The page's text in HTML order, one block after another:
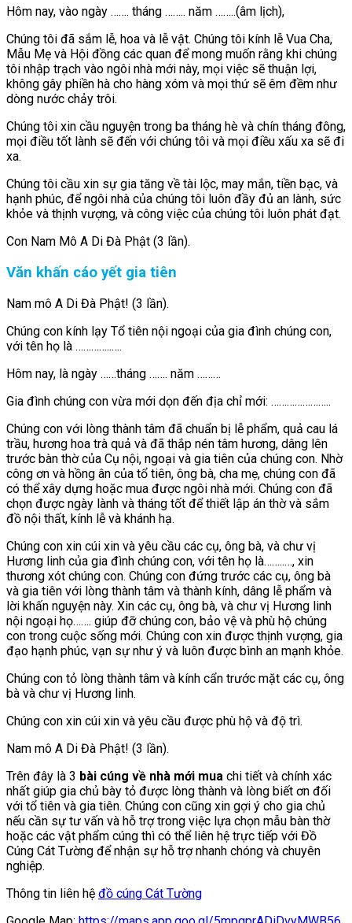
Hôm nay, vào ngày ……. tháng …….. năm ……..(âm lịch),
Chúng tôi đã sắm lễ, hoa và lễ vật. Chúng tôi kính lễ Vua Cha,
Mẫu Mẹ và Hội đồng các quan để mong muốn rằng khi chúng
tôi nhập trạch vào ngôi nhà mới này, mọi việc sẽ thuận lợi,
không gây phiền hà cho hàng xóm và mọi thứ sẽ êm đềm như
dòng nước chảy trôi.
Chúng tôi xin cầu nguyện trong ba tháng hè và chín tháng đông,
mọi điều tốt lành sẽ đến với chúng tôi và mọi điều xấu xa sẽ đi
xa.
Chúng tôi cầu xin sự gia tăng về tài lộc, may mắn, tiền bạc, và
hạnh phúc, để ngôi nhà của chúng tôi luôn đầy đủ an lành, sức
khỏe và thịnh vượng, và công việc của chúng tôi luôn phát đạt.
Con Nam Mô A Di Đà Phật (3 lần).
Văn khấn cáo yết gia tiên
Nam mô A Di Đà Phật! (3 lần).
Chúng con kính lạy Tổ tiên nội ngoại của gia đình chúng con,
với tên họ là …………..….
Hôm nay, là ngày ……tháng ……. năm ………
Gia đình chúng con vừa mới dọn đến địa chỉ mới: …………………..
Chúng con với lòng thành tâm đã chuẩn bị lễ phẩm, quả cau lá
trầu, hương hoa trà quả và đã thắp nén tâm hương, dâng lên
trước bàn thờ của Cụ nội, ngoại và gia tiên của chúng con. Nhờ
công ơn và hồng ân của tổ tiên, ông bà, cha mẹ, chúng con đã
có thể xây dựng hoặc mua được ngôi nhà mới. Chúng con đã
chọn được ngày lành và tháng tốt để thiết lập án thờ và sắm
đồ nội thất, kính lễ và khánh hạ.
Chúng con xin cúi xin và yêu cầu các cụ, ông bà, và chư vị
Hương linh của gia đình chúng con, với tên họ là……..…, xin
thương xót chúng con. Chúng con đứng trước các cụ, ông bà
và gia tiên với lòng thành tâm và thành kính, dâng lễ phẩm và
lời khấn nguyện này. Xin các cụ, ông bà, và chư vị Hương linh
nội ngoại họ……. giúp đỡ chúng con, bảo vệ và phù hộ chúng
con trong cuộc sống mới. Chúng con xin được thịnh vượng, gia
đạo hạnh phúc, vạn sự như ý và luôn được bình an mạnh khỏe.
Chúng con tỏ lòng thành tâm và kính cẩn trước mặt các cụ, ông
bà và chư vị Hương linh.
Chúng con xin cúi xin và yêu cầu được phù hộ và độ trì.
Nam mô A Di Đà Phật! (3 lần).
Trên đây là 3 bài cúng về nhà mới mua chi tiết và chính xác
nhất giúp gia chủ bày tỏ được lòng thành và lòng biết ơn đối
với tổ tiên và gia tiên. Chúng con cũng xin gợi ý cho gia chủ
nếu cần sự tư vấn và hỗ trợ trong việc lựa chọn mẫu bàn thờ
hoặc các vật phẩm cúng thì có thể liên hệ trực tiếp với Đồ
Cúng Cát Tường để nhận sự hỗ trợ nhanh chóng và chuyên
nghiệp.
Thông tin liên hệ đồ cúng Cát Tường